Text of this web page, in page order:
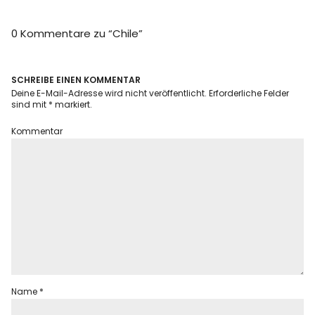
0 Kommentare zu “Chile”
SCHREIBE EINEN KOMMENTAR
Deine E-Mail-Adresse wird nicht veröffentlicht. Erforderliche Felder
sind mit * markiert.
Kommentar
Name *